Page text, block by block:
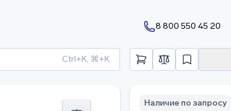
8 800 550 45 20
Ctrl+K, ⌘+K
Наличие по запросу